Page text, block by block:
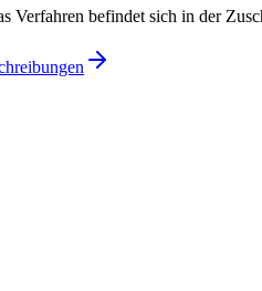
Verfahren befindet sich in der